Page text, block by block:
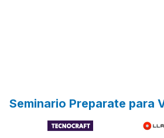
Seminario Preparate para